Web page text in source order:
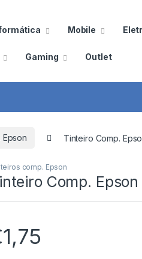
Mobile
Gaming Outlet
Epson Tinteiro Comp.
comp. Epson
Comp.
1,75